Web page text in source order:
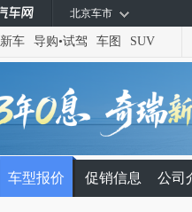
北京车市
新车 导购•试驾 车图 SUV
车型报价 促销信息 公司